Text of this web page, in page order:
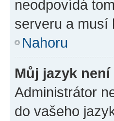
neodpovídá
serveru a musí
Nahoru
Můj jazyk
Administrátor
do vašeho